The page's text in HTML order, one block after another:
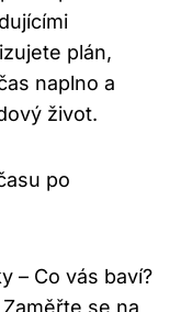
plán,
naplno a
život.
po
– Co vás baví?
se na